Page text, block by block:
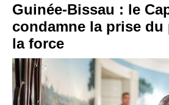
Guinée-Bissau : le
condamne la prise
la force